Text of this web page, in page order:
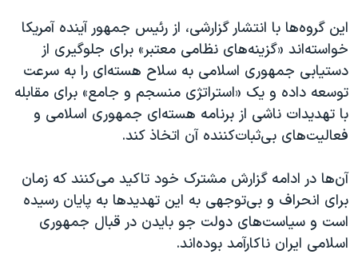
این گروه‌ها با انتشار گزارشی، از رئیس‌ جمهور آینده آمریکا
خواسته‌اند «گزینه‌های نظامی معتبر» برای جلوگیری از
دستیابی جمهوری اسلامی به سلاح هسته‌ای را به سرعت
توسعه داده و یک «استراتژی منسجم و جامع» برای مقابله
با تهدیدات ناشی از برنامه هسته‌ای جمهوری اسلامی و
فعالیت‌های بی‌ثبات‌کننده آن اتخاذ کند.
آن‌ها در ادامه گزارش مشترک خود تاکید می‌کنند که زمان
برای انحراف و بی‌توجهی به این تهدیدها به پایان رسیده
است و سیاست‌های دولت جو بایدن در قبال جمهوری
اسلامی ایران ناکارآمد بوده‌اند.